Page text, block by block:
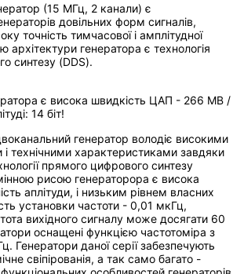
(15 МГц, 2 канали) є
довільних форм сигналів,
точність тимчасової і амплітудної
архітектури генератора є технологія
синтезу (DDS).
є висока швидкість ЦАП - 266 МВ /
14 біт!
генератор володіє високими
і технічними характеристиками завдяки
прямого цифрового синтезу
рисою генераторора є висока
аплітуди, і низьким рівнем власних
установки частоти - 0,01 мкГц,
вихідного сигналу може досягати 60
оснащені функцією частотоміра з
Генератори даної серії забезпечують
свіпірованія, а так само багато -